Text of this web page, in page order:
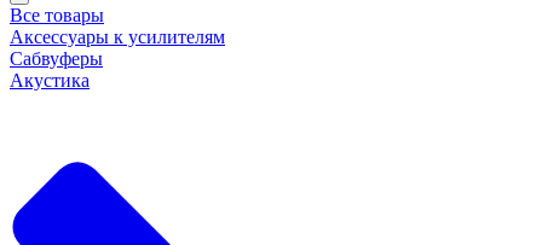
Все товары
Аксессуары к усилителям
Сабвуферы
Акустика